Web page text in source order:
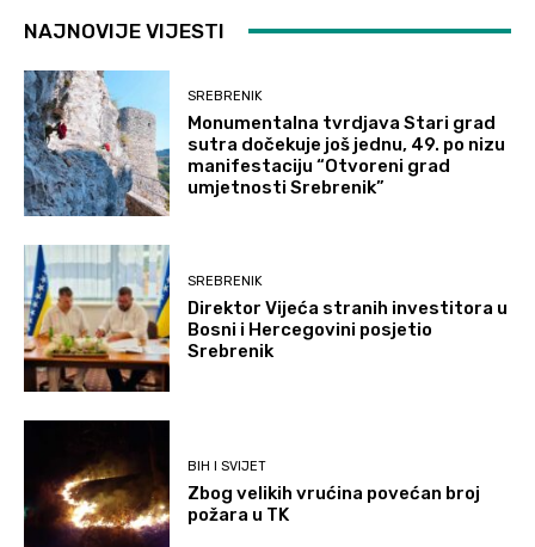
NAJNOVIJE VIJESTI
SREBRENIK
Monumentalna tvrdjava Stari grad
sutra dočekuje još jednu, 49. po nizu
manifestaciju “Otvoreni grad
umjetnosti Srebrenik”
SREBRENIK
Direktor Vijeća stranih investitora u
Bosni i Hercegovini posjetio
Srebrenik
BIH I SVIJET
Zbog velikih vrućina povećan broj
požara u TK